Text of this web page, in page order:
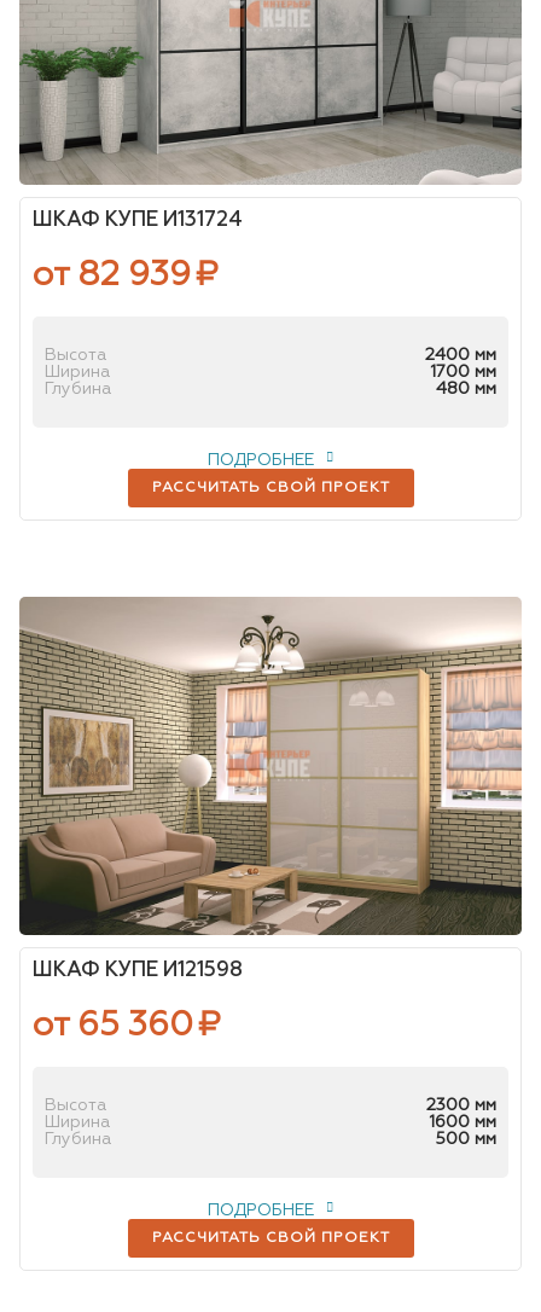
ШКАФ КУПЕ И131724
от 82 939₽
Высота
2400 мм
Ширина
1700 мм
Глубина
480 мм
РАССЧИТАТЬ СВОЙ ПРОЕКТ
ПОДРОБНЕЕ
ШКАФ КУПЕ И121598
от 65 360₽
Высота
2300 мм
Ширина
1600 мм
Глубина
500 мм
РАССЧИТАТЬ СВОЙ ПРОЕКТ
ПОДРОБНЕЕ